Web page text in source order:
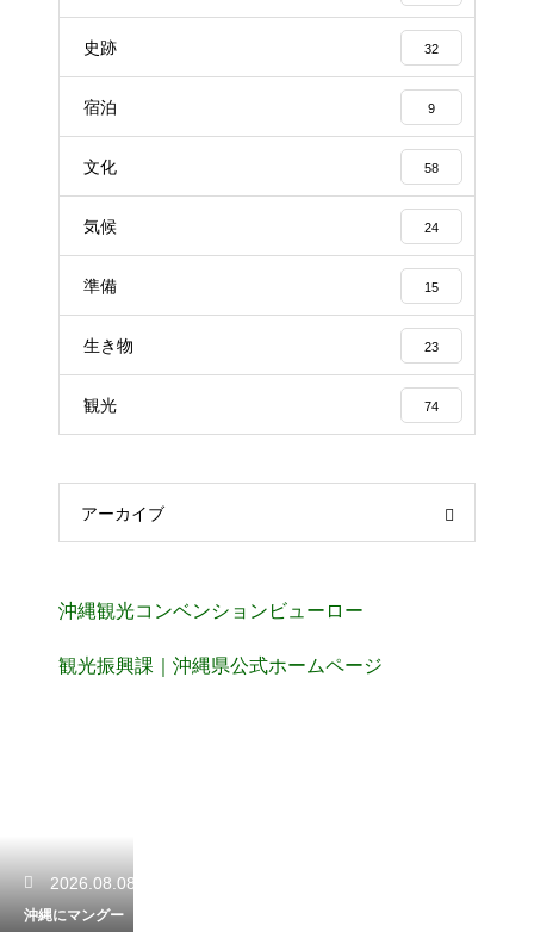
史跡 32
宿泊 9
文化 58
気候 24
準備 15
生き物 23
観光 74
アーカイブ
沖縄観光コンベンションビューロー
観光振興課｜沖縄県公式ホームページ
2026.08.08
沖縄にマングー